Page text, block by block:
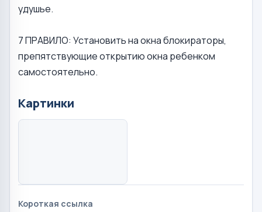
удушье.
7 ПРАВИЛО: Установить на окна блокираторы,
препятствующие открытию окна ребенком
самостоятельно.
Картинки
Короткая ссылка